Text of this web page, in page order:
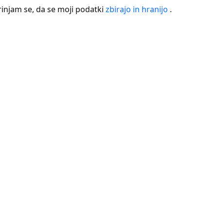
se, da se moji podatki zbirajo in hranijo .